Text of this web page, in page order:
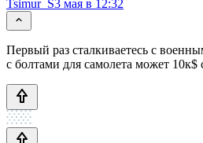
Tsimur_S3 мая в 12:32
Первый раз сталкиваетесь с
с болтами для самолета может 10к$